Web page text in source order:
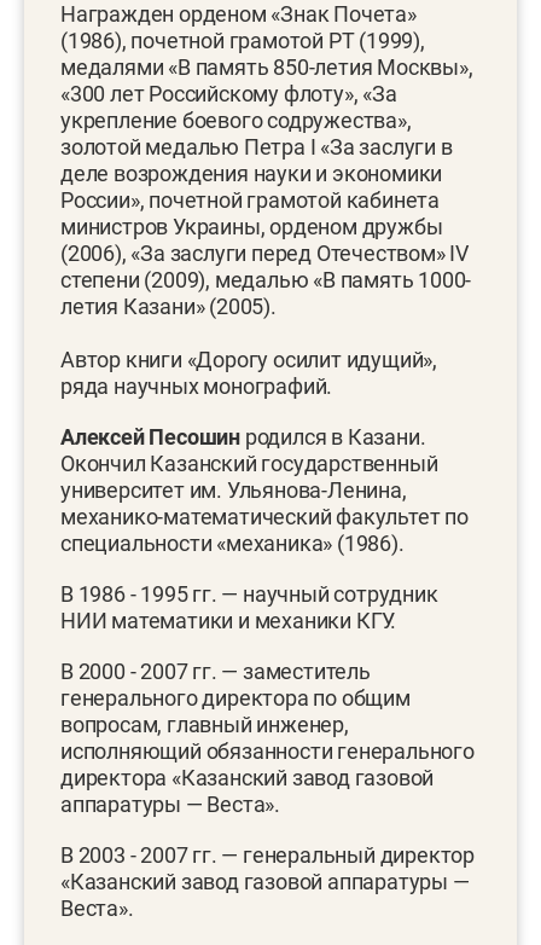
Награжден орденом «Знак Почета»
(1986), почетной грамотой РТ (1999),
медалями «В память 850-летия Москвы»,
«300 лет Российскому флоту», «За
укрепление боевого содружества»,
золотой медалью Петра I «За заслуги в
деле возрождения науки и экономики
России», почетной грамотой кабинета
министров Украины, орденом дружбы
(2006), «За заслуги перед Отечеством» IV
степени (2009), медалью «В память 1000-
летия Казани» (2005).
Автор книги «Дорогу осилит идущий»,
ряда научных монографий.
Алексей Песошин родился в Казани.
Окончил Казанский государственный
университет им. Ульянова-Ленина,
механико-математический факультет по
специальности «механика» (1986).
В 1986 - 1995 гг. — научный сотрудник
НИИ математики и механики КГУ.
В 2000 - 2007 гг. — заместитель
генерального директора по общим
вопросам, главный инженер,
исполняющий обязанности генерального
директора «Казанский завод газовой
аппаратуры — Веста».
В 2003 - 2007 гг. — генеральный директор
«Казанский завод газовой аппаратуры —
Веста».